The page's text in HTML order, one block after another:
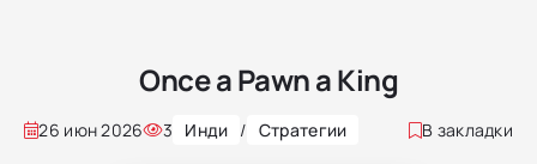
Once a Pawn a King
26 июн 2026 3 Инди / Стратегии В закладки